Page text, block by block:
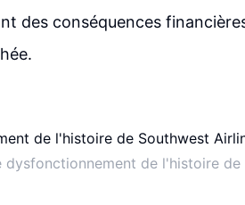
des conséquences
dysfonctionnement de l'histoire de